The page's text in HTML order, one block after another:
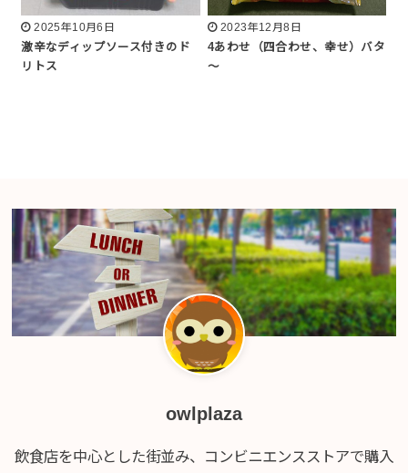
2025年10月6日
激辛なディップソース付きのド
リトス
2023年12月8日
4あわせ（四合わせ、幸せ）バタ
～
owlplaza
飲食店を中心とした街並み、コンビニエンスストアで購入